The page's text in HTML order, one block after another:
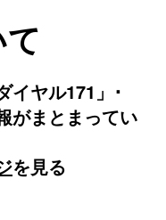
イヤル171」･
がまとまってい
を見る